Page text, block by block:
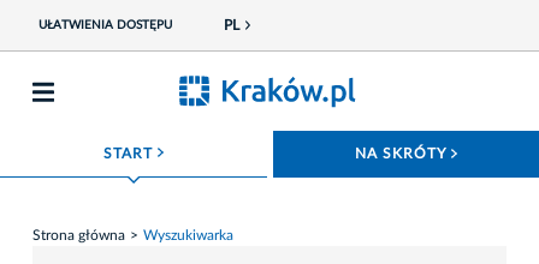
UŁATWIENIA DOSTĘPU PL
START ROZWIŃ MENU NA SKRÓTY
Strona główna Wyszukiwarka